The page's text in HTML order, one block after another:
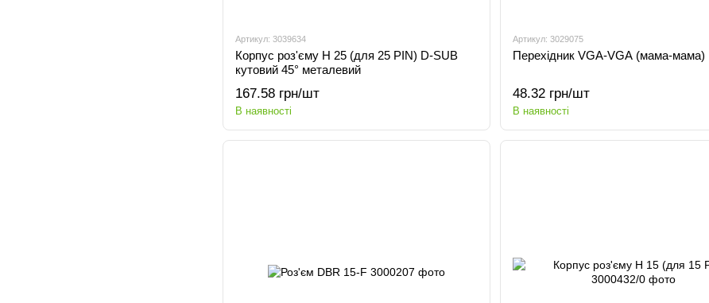
Артикул: 3039634
Корпус роз'єму H 25 (для 25 PIN) D-SUB
кутовий 45° металевий
167.58 грн/шт
В наявності
Артикул: 3029075
Перехідник VGA-VGA (мама-мама)
48.32 грн/шт
В наявності